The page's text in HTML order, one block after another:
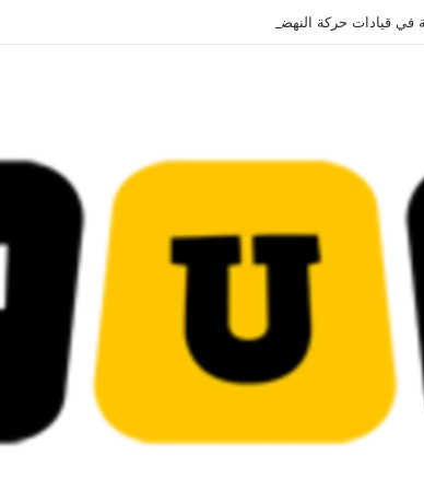
حركة النهضة بألف و400عام سجــن……